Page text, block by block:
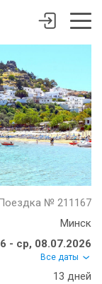
№ 211167
Минск
- ср, 08.07.2026
Все даты
13 дней